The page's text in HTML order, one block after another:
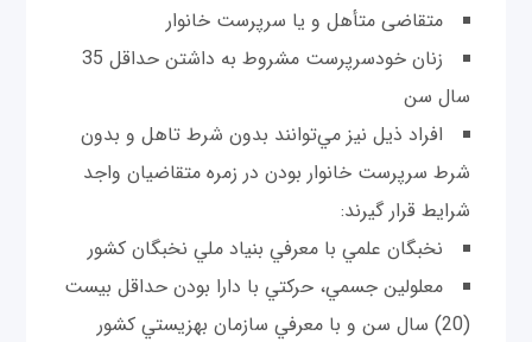
متقاضی متأهل و یا سرپرست خانوار
زنان خودسرپرست مشروط به داشتن حداقل 35
سال سن
افراد ذیل نیز مي‌توانند بدون شرط تاهل و بدون
شرط سرپرست خانوار بودن در زمره متقاضيان واجد
شرایط قرار گيرند:
نخبگان علمي با معرفي بنياد ملي نخبگان كشور
معلولين جسمي، حركتي با دارا بودن حداقل بيست
(20) سال سن و با معرفي سازمان بهزیستي كشور